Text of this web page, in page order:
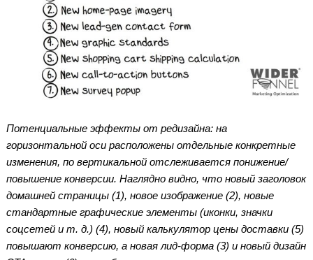
Потенциальные эффекты от редизайна: на
горизонтальной оси расположены отдельные конкретные
изменения, по вертикальной отслеживается понижение/
повышение конверсии. Наглядно видно, что новый заголовок
домашней страницы (1), новое изображение (2), новые
стандартные графические элементы (иконки, значки
соцсетей и т. д.) (4), новый калькулятор цены доставки (5)
повышают конверсию, а новая лид-форма (3) и новый дизайн